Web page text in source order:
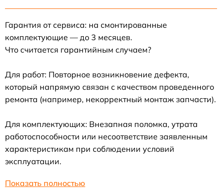
Гарантия от сервиса: на смонтированные
комплектующие — до 3 месяцев.
Что считается гарантийным случаем?
Для работ: Повторное возникновение дефекта,
который напрямую связан с качеством проведенного
ремонта (например, некорректный монтаж запчасти).
Для комплектующих: Внезапная поломка, утрата
работоспособности или несоответствие заявленным
характеристикам при соблюдении условий
эксплуатации.
Показать полностью